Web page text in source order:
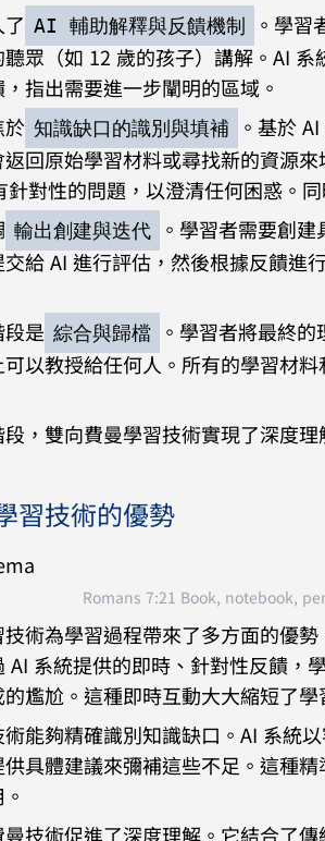
AI 輔助解釋與反饋機制
。學習
眾（如 12 歲的孩子）講解。AI
指出需要進一步闡明的區域。
於 知識缺口的識別與填補
。基於
回原始學習材料或尋找新的資源
針對性的問題，以澄清任何困惑。
輸出創建與迭代
。學習者需要創
給 AI 進行評估，然後根據反饋進
是 綜合與歸檔
。學習者將最終
以教授給任何人。所有的學習材
，雙向費曼學習技術實現了深度
習技術的優勢
Romans 7:21 Book, notebook,
術為學習過程帶來了多方面的優
AI 系統提供的即時、針對性反饋，
尷尬。這種即時互動大大縮短了
能夠精確識別知識缺口。AI 系統
具體建議來彌補這些不足。這種
技術促進了深度理解。它結合了